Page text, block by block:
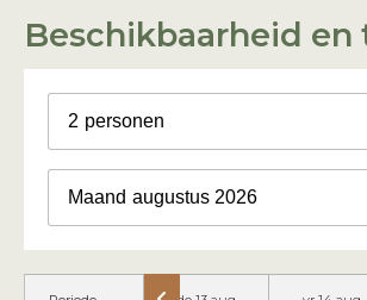
Beschikbaarheid en
2 personen
Maand augustus 2026